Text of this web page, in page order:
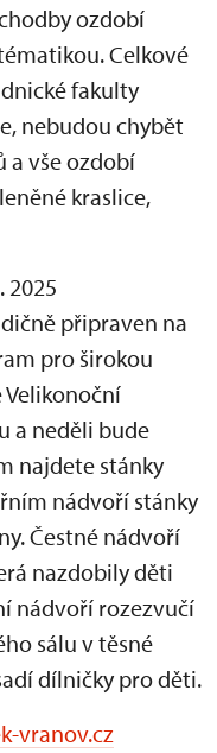
ozdobí
Celkové
fakulty
nebudou chybět
a vše ozdobí
kraslice,
2025
připraven na
pro širokou
Velikonoční
a neděli bude
najdete stánky
nádvoří stánky
Čestné nádvoří
nazdobily děti
nádvoří rozezvučí
sálu v těsné
dílničky pro děti.
vranov.cz